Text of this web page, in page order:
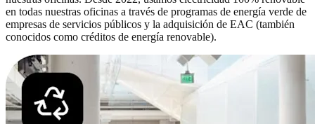
en todas nuestras oficinas a través de programas de energía verde de
empresas de servicios públicos y la adquisición de EAC (también
conocidos como créditos de energía renovable).